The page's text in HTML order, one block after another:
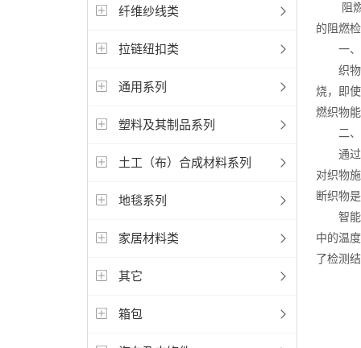
纤维纱线类
拉链纽扣类
通用系列
塑料及其制品系列
土工（布）合成材料系列
地毯系列
家居材料类
其它
箱包
阻燃性
的阻燃
一、
织物的
烧，即
燃织物
二、
通过模
对织物
断织物
智能化
中的温
了检测